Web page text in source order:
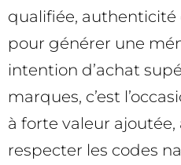
qualifiée,
pour générer une
intention d’achat
marques, c’est
à forte valeur
respecter les codes